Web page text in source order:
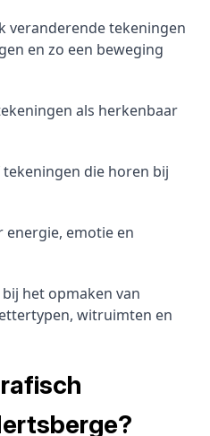
veranderende tekeningen
en zo een beweging
als herkenbaar
tekeningen die horen bij
energie, emotie en
bij het opmaken van
witruimten en